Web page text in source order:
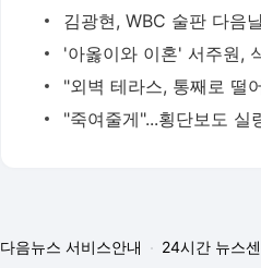
다음뉴스 서비스안내 24시간 뉴스